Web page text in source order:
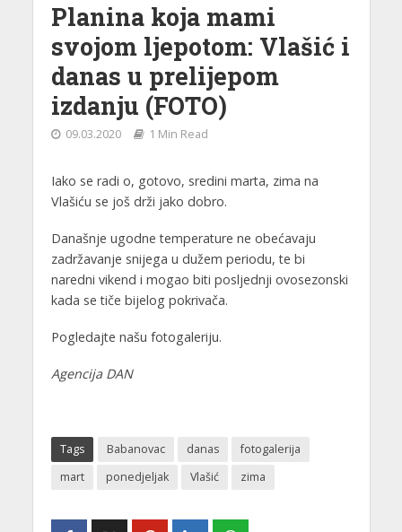
Planina koja mami
svojom ljepotom: Vlašić i
danas u prelijepom
izdanju (FOTO)
09.03.2020 1 Min Read
Iako se radi o, gotovo, sredini marta, zima na
Vlašiću se još drži jako dobro.
Današnje ugodne temperature ne obećavaju
zadržavanje snijega u dužem periodu, te bi
naredni vikend i mogao biti posljednji ovosezonski
kada se tiče bijelog pokrivača.
Pogledajte našu fotogaleriju.
Agencija DAN
Tags Babanovac danas
fotogalerija
mart
ponedjeljak Vlašić zima